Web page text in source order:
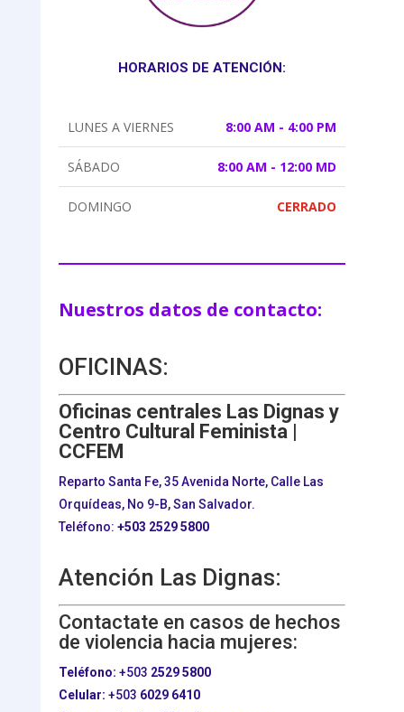
HORARIOS DE ATENCIÓN:
LUNES A VIERNES 8:00 AM - 4:00 PM
SÁBADO 8:00 AM - 12:00 MD
DOMINGO CERRADO
Nuestros datos de contacto:
OFICINAS:
Oficinas centrales Las Dignas y
Centro Cultural Feminista |
CCFEM
Reparto Santa Fe, 35 Avenida Norte, Calle Las
Orquídeas, No 9-B, San Salvador.
Teléfono: +503 2529 5800
Atención Las Dignas:
Contactate en casos de hechos
de violencia hacia mujeres:
Teléfono: +503 2529 5800
Celular: +503 6029 6410